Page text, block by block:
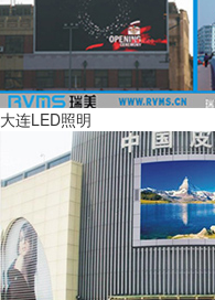
大连LED照明